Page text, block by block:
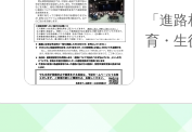
「進
育・生